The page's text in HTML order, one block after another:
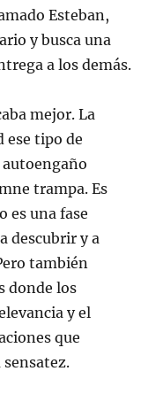
Esteban,
y busca una
a los demás.
mejor. La
ese tipo de
trampa. Es
es una fase
descubrir y a
también
donde los
y el
que